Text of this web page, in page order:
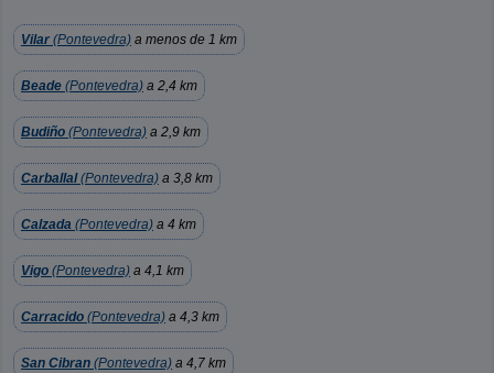
Vilar (Pontevedra) a menos de 1 km
Beade (Pontevedra) a 2,4 km
Budiño (Pontevedra) a 2,9 km
Carballal(Pontevedra) a 3,8 km
Calzada (Pontevedra) a 4 km
Vigo (Pontevedra) a 4,1 km
Carracido (Pontevedra) a 4,3 km
San Cibran (Pontevedra) a 4,7 km